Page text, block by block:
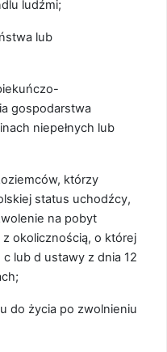
ludźmi;
lub
gospodarstwa
niepełnych lub
którzy
status uchodźcy,
na pobyt
okolicznością, o której
lub d ustawy z dnia 12
do życia po zwolnieniu